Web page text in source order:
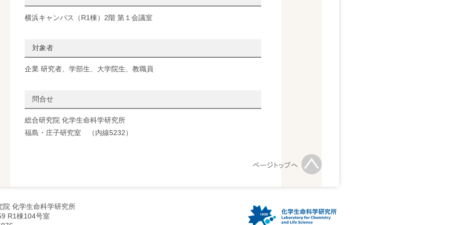
横浜キャンパス（R1棟）2階 第１会議室
対象者
企業 研究者、学部生、大学院生、教職員
問合せ
総合研究院 化学⽣命科学研究所
福島・庄子研究室 （内線5232）
院 化学生命科学研究所
R1棟104号室